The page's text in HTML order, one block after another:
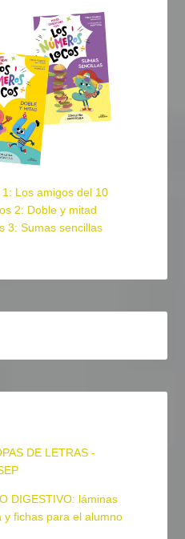
Los amigos del 10
2: Doble y mitad
3: Sumas sencillas
DE LETRAS -
DIGESTIVO: láminas
y fichas para el alumno